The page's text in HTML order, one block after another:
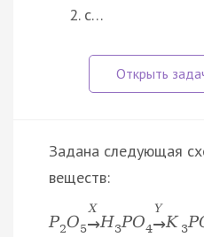
с…
Задана следующая
веществ:
P2O5
X
→Н3PO4
Y
→K 3P